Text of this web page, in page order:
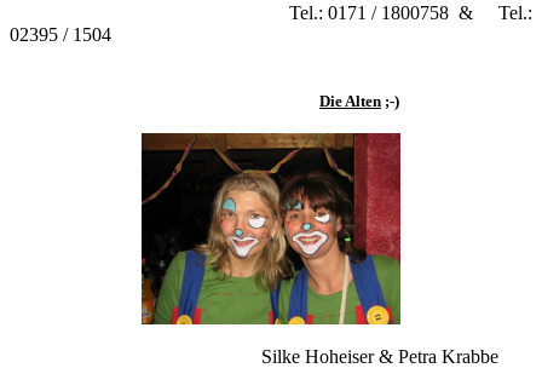
Tel.: 0171 / 1800758 & Tel.:
02395 / 1504
Die Alten ;-)
Silke Hoheiser & Petra Krabbe